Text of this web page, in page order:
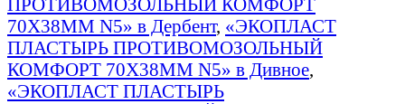
70Х38ММ N5» в Дербент, «ЭКОПЛАСТ
ПЛАСТЫРЬ ПРОТИВОМОЗОЛЬНЫЙ
КОМФОРТ 70Х38ММ N5» в Дивное,
«ЭКОПЛАСТ ПЛАСТЫРЬ